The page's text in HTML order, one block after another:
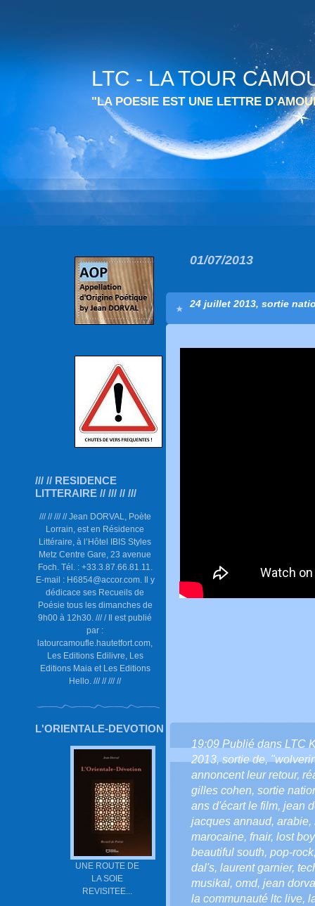
LTC - LA TOUR
"LA POESIE EST UNE LETTRE
/// // RESIDENCE
LITTERAIRE // /// // ///
/// // /// // Jean DORVAL, Poète
Lorrain, est en Résidence
Littéraire, à l’Hôtel IBIS Styles
Metz Centre Gare, 23 avenue
Foch. Tél. : +33.3.87.66.81.11.
E-mail : H6854@accor.com. Il y
dédicace ses Recueils de
Poésie tous les dimanches de
9h00 à 12h30. /// / Il est publié
par :
latourcamoufle.hautetfort.com,
Les Editions Edilivre, Les
Editions Maia et Les Editions
Hello. /// // /// //
L'ORIENTALE-DEVOTION
UNE ROUTE DE
LA SOIE
REVISITEE...
01/07/2013
24 juillet 2013, sortie
19:09 Publié dans LTC
2013,sortie de,
annoncent leur retour,
gilles cohen, sortie
ans d'écart le film, jean
jacques annaud, arabie,
marocaine, fnair, lost
beautiful south, pop-rock
dal's, laurent garnier,
musikal, omd, jean
la communauté ltc live,